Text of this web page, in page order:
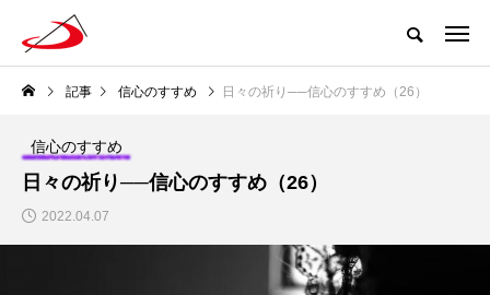
記事 信心のすすめ 日々の祈り──信心のすすめ（26）
信心のすすめ
日々の祈り──信心のすすめ（26）
2022.04.07